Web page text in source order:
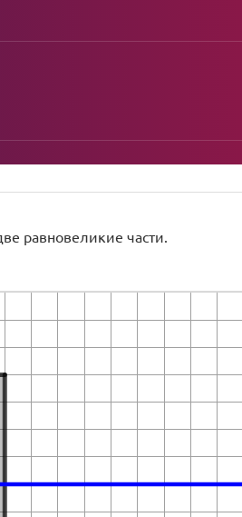
равновеликие части.